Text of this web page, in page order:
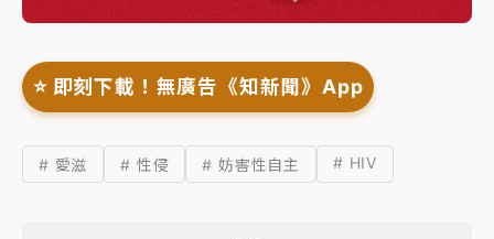
⭐️ 即刻下載！無廣告《知新聞》App
# 愛滋 # 性侵 # 妨害性自主 # HIV